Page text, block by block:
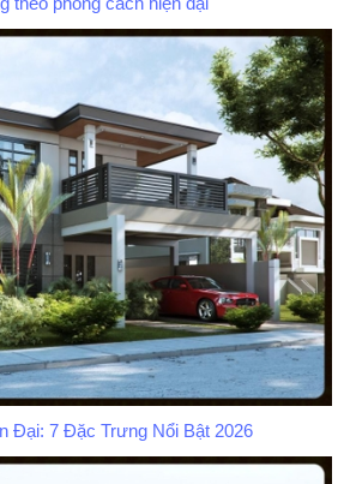
Đại: 7 Đặc Trưng Nổi Bật 2026